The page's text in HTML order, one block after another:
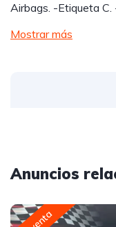
Airbags. -Etiqueta
Mostrar más
Anuncios